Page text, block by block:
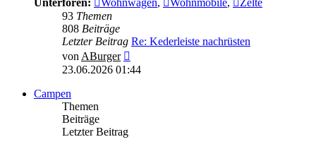
Unterforen:
Wohnwagen, Wohnmobile,
Zelte
93 Themen
808 Beiträge
Letzter Beitrag Re: Kederleiste nachrüsten
vonABurger
Beitrag
23.06.2026 01:44
Campen
Themen
Beiträge
Letzter Beitrag